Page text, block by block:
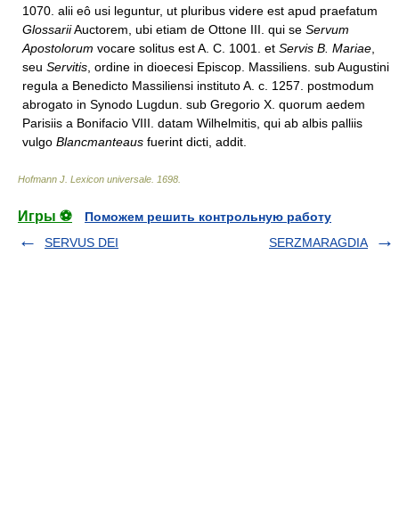
1070. alii eô usi leguntur, ut pluribus videre est apud praefatum
GlossariiAuctorem, ubi etiam de Ottone III. qui se Servum
Apostolorum vocare solitus est A. C. 1001. et Servis B. Mariae
seu Servitis , ordine in dioecesi Episcop. Massiliens. sub Augustini
regula a Benedicto Massiliensi instituto A. c. 1257. postmodum
abrogato in Synodo Lugdun. sub Gregorio X. quorum aedem
Parisiis a Bonifacio VIII. datam Wilhelmitis, qui ab albis palliis
vulgo Blancmanteaus fuerint dicti, addit.
Hofmann J. Lexicon universale 1698
Игры ⚽
Поможем решить контрольную работу
SERVUS DEI
SERZMARAGDIA